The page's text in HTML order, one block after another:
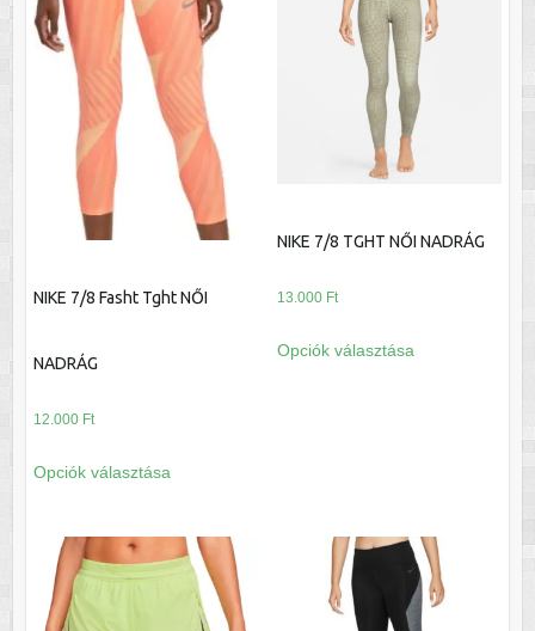
NIKE 7/8 Fasht Tght NŐI
NADRÁG
12.000 Ft
Opciók választása
a
több
variációja
van.
NIKE 7/8 TGHT NŐI NADRÁG
13.000 Ft
Opciók választása
a
változatok
a
termékoldalon
választhatók